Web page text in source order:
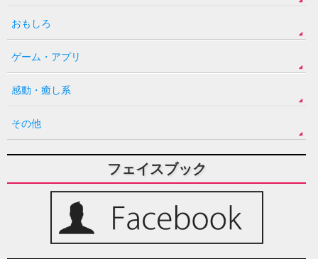
おもしろ
ゲーム・アプリ
感動・癒し系
その他
フェイスブック